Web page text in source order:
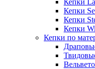
Кепки
Кепки
Кепки
Кепки
Кепки по